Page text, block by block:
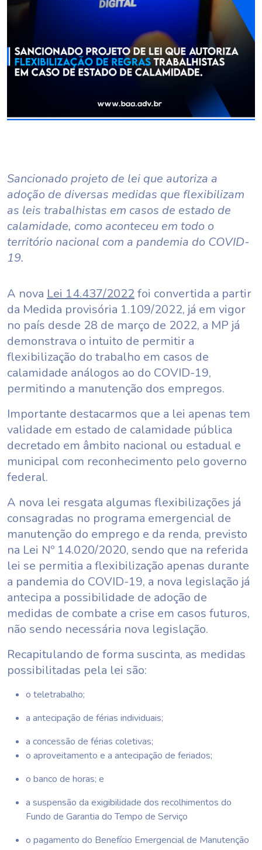
Sancionado projeto de lei que autoriza a
adoção de diversas medidas que flexibilizam
as leis trabalhistas em casos de estado de
calamidade, como aconteceu em todo o
território nacional com a pandemia do COVID-
19.
A nova Lei 14.437/2022foi convertida a partir
da Medida provisória 1.109/2022, já em vigor
no país desde 28 de março de 2022, a MP já
demonstrava o intuito de permitir a
flexibilização do trabalho em casos de
calamidade análogos ao do COVID-19,
permitindo a manutenção dos empregos.
Importante destacarmos que a lei apenas tem
validade em estado de calamidade pública
decretado em âmbito nacional ou estadual e
municipal com reconhecimento pelo governo
federal.
A nova lei resgata algumas flexibilizações já
consagradas no programa emergencial de
manutenção do emprego e da renda, previsto
na Lei Nº 14.020/2020, sendo que na referida
lei se permitia a flexibilização apenas durante
a pandemia do COVID-19, a nova legislação já
antecipa a possibilidade de adoção de
medidas de combate a crise em casos futuros,
não sendo necessária nova legislação.
Recapitulando de forma suscinta, as medidas
possibilitadas pela lei são:
o teletrabalho;
a antecipação de férias individuais;
a concessão de férias coletivas;
o aproveitamento e a antecipação de feriados;
o banco de horas; e
a suspensão da exigibilidade dos recolhimentos do
Fundo de Garantia do Tempo de Serviço
o pagamento do Benefício Emergencial de Manutenção